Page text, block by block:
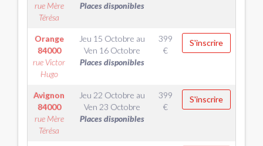
rue Mère
Térésa
Places disponibles
Orange
84000
rue Victor
Hugo
Jeu 15 Octobre au
Ven 16 Octobre
Places disponibles
399
€
S'inscrire
Avignon
84000
rue Mère
Térésa
Jeu 22 Octobre au
Ven 23 Octobre
Places disponibles
399
€
S'inscrire